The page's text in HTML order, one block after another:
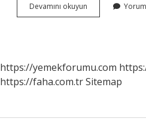
Devamını okuyun Dünyanın
En
https://yemekforumu.com
https://faha.com.trSitemap